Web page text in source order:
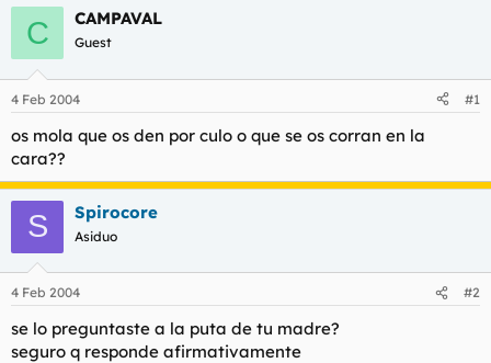
i
a
d
o
d
t
e
a
a
d
i
c
i
C CAMPAVAL
Guest
4 Feb 2004 #1
os mola que os den por culo o que se os corran en la
cara??
S Spirocore
Asiduo
4 Feb 2004 #2
se lo preguntaste a la puta de tu madre?
seguro q responde afirmativamente